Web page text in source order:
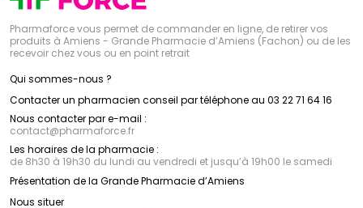
Pharmaforce vous permet de commander en ligne, de retirer vos
produits à Amiens - Grande Pharmacie d’Amiens (Fachon) ou de les
recevoir chez vous ou en point retrait
Qui sommes-nous ?
Contacter un pharmacien conseil par téléphone au 03 22 71 64 16
Nous contacter par e-mail :
contact@pharmaforce.fr
Les horaires de la pharmacie :
de 8h30 à 19h30 du lundi au vendredi et jusqu’à 19h00 le samedi
Présentation de la Grande Pharmacie d’Amiens
Nous situer